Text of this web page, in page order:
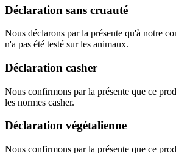
Déclaration sans cruauté
Nous déclarons par la présente qu'à notre
n'a pas été testé sur les animaux.
Déclaration casher
Nous confirmons par la présente que ce
les normes casher.
Déclaration végétalienne
Nous confirmons par la présente que ce